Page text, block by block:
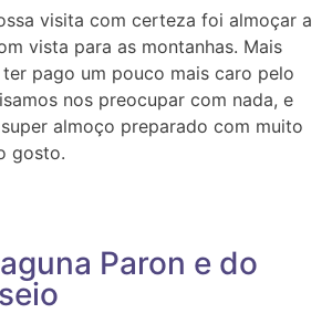
visita com certeza foi almoçar a
vista para as montanhas. Mais
pago um pouco mais caro pelo
nos preocupar com nada, e
almoço preparado com muito
gosto.
Paron e do